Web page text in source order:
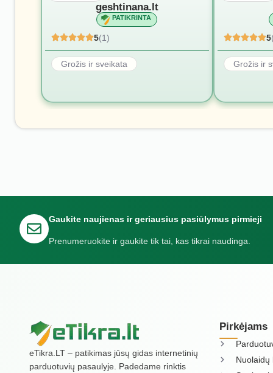
geshtinana.lt
PATIKRINTA
5(1)
Grožis ir sveikata
5
Grožis ir
Gaukite naujienas ir geriausius pasiūlymus pirmieji
Prenumeruokite ir gaukite tik tai, kas tikrai naudinga.
eTikra.LT – patikimas jūsų gidas internetinių
parduotuvių pasaulyje. Padedame rinktis
Pirkėjams
Nuolaidų